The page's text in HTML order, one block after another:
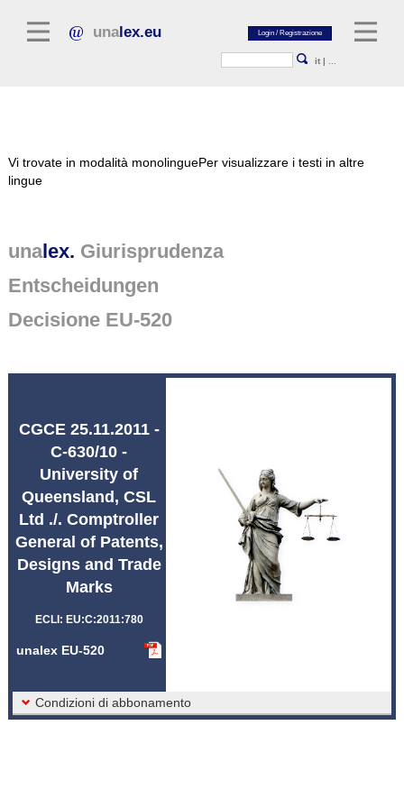
unalex.eu
it |
Testi normativi
Giurisprudenza
Vi trovate in modalità monolinguePer visualizzare i testi in altre
lingue
unalex. Giurisprudenza
Entscheidungen
Decisione EU-520
CGCE 25.11.2011 -
C-630/10 -
University of
Queensland, CSL
Ltd ./. Comptroller
General of Patents,
Designs and Trade
Marks
ECLI: EU:C:2011:780
unalex EU-520
Condizioni di abbonamento